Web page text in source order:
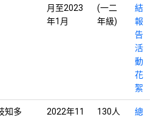
月至2023
年1月
(一二
年級)
結
報
告
活
動
花
絮
知多
2022年11
130人
總